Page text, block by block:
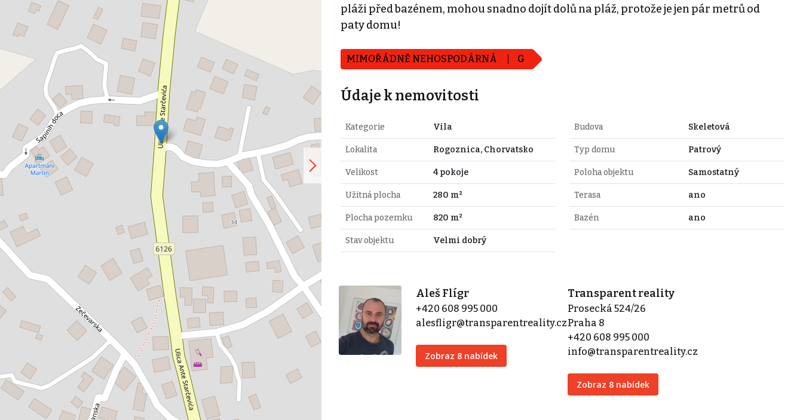
pláži před bazénem, ​​mohou snadno dojít dolů na pláž, protože je jen pár metrů od
paty domu!
MIMOŘÁDNĚ NEHOSPODÁRNÁ G
Údaje k nemovitosti
Kategorie Vila
Lokalita Rogoznica, Chorvatsko
Velikost 4 pokoje
Užitná plocha 280 m²
Plocha pozemku 820 m²
Stav objektu Velmi dobrý
Budova Skeletová
Typ domu Patrový
Poloha objektu Samostatný
Terasa ano
Bazén ano
Aleš Flígr
+420 608 995 000
alesfligr@transparentreality.cz
Zobraz 8 nabídek
Transparent reality
Prosecká 524/26
Praha 8
+420 608 995 000
info@transparentreality.cz
Zobraz 8 nabídek